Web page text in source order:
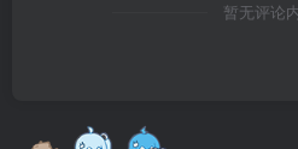
暂无评论